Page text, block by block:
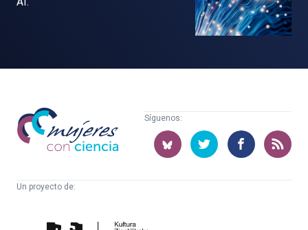
Mujeres
con
ciencia
Síguenos:
Un proyecto de: